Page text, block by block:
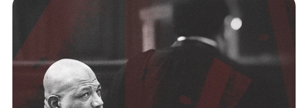
werpt fundamentele vragen op over
rechtvaardigheid, de duur van straffen en de
verantwoordelijkheden van staten binnen de
rechtsstaat.
Vanaf woensdag 3 september om 21.20 uur